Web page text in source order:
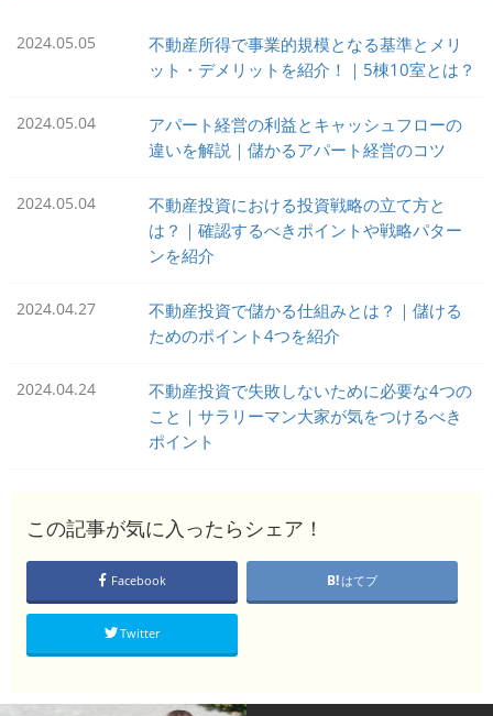
2024.05.05
不動産所得で事業的規模となる基準とメリ
ット・デメリットを紹介！｜5棟10室とは？
2024.05.04
アパート経営の利益とキャッシュフローの
違いを解説｜儲かるアパート経営のコツ
2024.05.04
不動産投資における投資戦略の立て方と
は？｜確認するべきポイントや戦略パター
ンを紹介
2024.04.27
不動産投資で儲かる仕組みとは？｜儲ける
ためのポイント4つを紹介
2024.04.24
不動産投資で失敗しないために必要な4つの
こと｜サラリーマン大家が気をつけるべき
ポイント
この記事が気に入ったらシェア！
Facebook はてブ
Twitter